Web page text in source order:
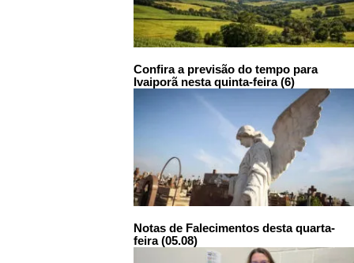
Confira a previsão do tempo para
Ivaiporã nesta quinta-feira (6)
Notas de Falecimentos desta quarta-
feira (05.08)